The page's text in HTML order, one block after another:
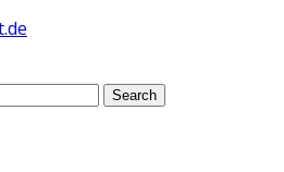
Search